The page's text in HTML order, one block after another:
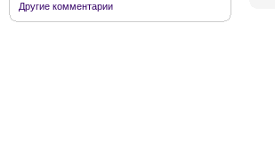
Другие комментарии